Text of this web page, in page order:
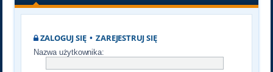
ZALOGUJ SIĘ•ZAREJESTRUJ SIĘ
Nazwa użytkownika: